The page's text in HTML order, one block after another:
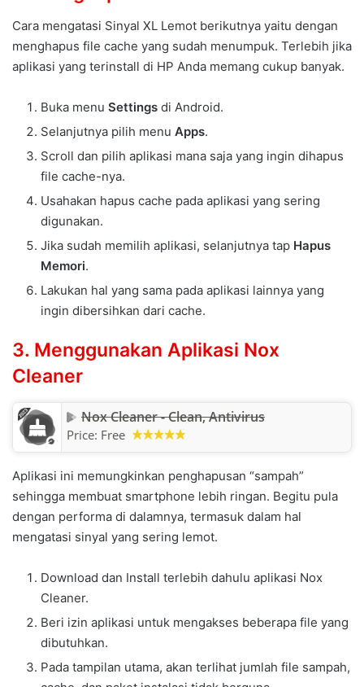
Cara mengatasi Sinyal XL Lemot berikutnya yaitu dengan
menghapus file cache yang sudah menumpuk. Terlebih jika
aplikasi yang terinstall di HP Anda memang cukup banyak.
Buka menu Settings di Android.
Selanjutnya pilih menu Apps.
Scroll dan pilih aplikasi mana saja yang ingin dihapus
file cache-nya.
Usahakan hapus cache pada aplikasi yang sering
digunakan.
Jika sudah memilih aplikasi, selanjutnya tap Hapus
Memori.
Lakukan hal yang sama pada aplikasi lainnya yang
ingin dibersihkan dari cache.
3. Menggunakan Aplikasi Nox
Cleaner
Nox Cleaner - Clean, Antivirus
Price: Free
Aplikasi ini memungkinkan penghapusan “sampah”
sehingga membuat smartphone lebih ringan. Begitu pula
dengan performa di dalamnya, termasuk dalam hal
mengatasi sinyal yang sering lemot.
Download dan Install terlebih dahulu aplikasi Nox
Cleaner.
Beri izin aplikasi untuk mengakses beberapa file yang
dibutuhkan.
Pada tampilan utama, akan terlihat jumlah file sampah,